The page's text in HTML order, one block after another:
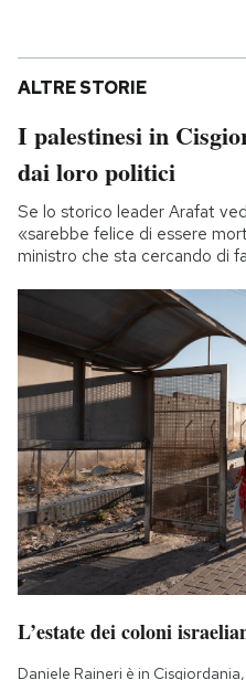
ALTRE STORIE
I palestinesi in
dai loro politici
Se lo storico leader Arafat
«sarebbe felice di essere
ministro che sta cercando di
L’estate dei coloni
Daniele Raineri è in